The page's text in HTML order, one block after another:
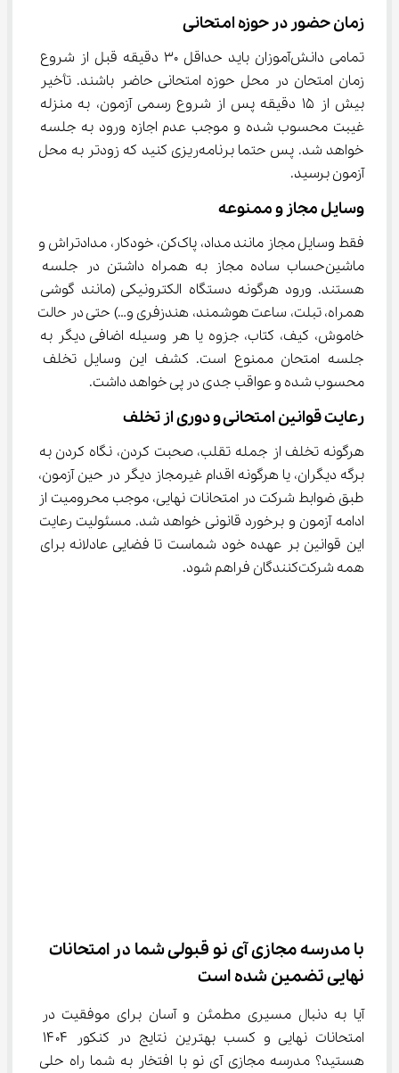
زمان حضور در حوزه امتحانی
تمامی دانش‌آموزان باید حداقل ۳۰ دقیقه قبل از شروع
زمان امتحان در محل حوزه امتحانی حاضر باشند. تأخیر
بیش از ۱۵ دقیقه پس از شروع رسمی آزمون، به منزله
غیبت محسوب شده و موجب عدم اجازه ورود به جلسه
خواهد شد. پس حتما برنامه‌ریزی کنید که زودتر به محل
آزمون برسید.
وسایل مجاز و ممنوعه
فقط وسایل مجاز مانند مداد، پاک‌کن، خودکار، مدادتراش و
ماشین‌حساب ساده مجاز به همراه داشتن در جلسه
هستند. ورود هرگونه دستگاه الکترونیکی (مانند گوشی
همراه، تبلت، ساعت هوشمند، هندزفری و…) حتی در حالت
خاموش، کیف، کتاب، جزوه یا هر وسیله اضافی دیگر به
جلسه امتحان ممنوع است. کشف این وسایل تخلف
محسوب شده و عواقب جدی در پی خواهد داشت.
رعایت قوانین امتحانی و دوری از تخلف
هرگونه تخلف از جمله تقلب، صحبت کردن، نگاه کردن به
برگه دیگران، یا هرگونه اقدام غیرمجاز دیگر در حین آزمون،
طبق ضوابط شرکت در امتحانات نهایی، موجب محرومیت از
ادامه آزمون و برخورد قانونی خواهد شد. مسئولیت رعایت
این قوانین بر عهده خود شماست تا فضایی عادلانه برای
همه شرکت‌کنندگان فراهم شود.
با مدرسه مجازی آی نو قبولی شما در امتحانات
نهایی تضمین شده است
آیا به دنبال مسیری مطمئن و آسان برای موفقیت در
هستید؟ مدرسه مجازی آی نو با افتخار به شما راه حلی